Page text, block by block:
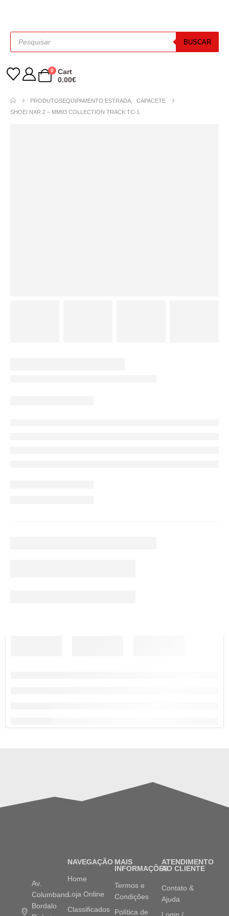
BUSCAR
0
Cart
0.00€
PRODUTOSEQUIPAMENTO ESTRADA
CAPACETE
SHOEI NXR 2 – MM93 COLLECTION TRACK TC-1
Av.
Columbano
Bordalo
NAVEGAÇÃO
Home
Loja Online
Classificados
MAIS
INFORMAÇÕES
Termos e
Condições
Política de
ATENDIMENTO
AO CLIENTE
Contato &
Ajuda
Login /